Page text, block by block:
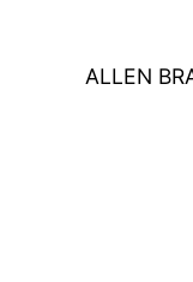
ALLEN